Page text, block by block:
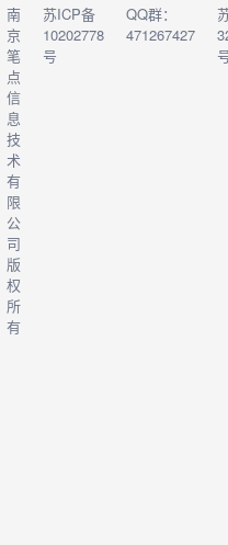
支持二进制
南
京
笔
点
信
息
技
术
有
限
公
司
版
权
所
有
苏ICP备
10202778
号
QQ群：
471267427